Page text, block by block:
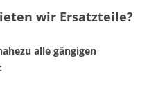
wir Ersatzteile?
alle gängigen